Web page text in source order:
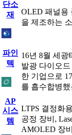
단소
재
OLED 패널용
을 제조하는
파인
텍
16년 8월 세광
발광 다이오
한 기업으로
를 흡수합병했
AP
시스
템
LTPS 결정화
공정 장비,
AMOLED 장